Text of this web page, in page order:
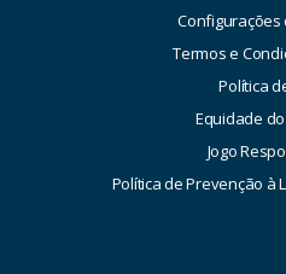
Configurações
Termos e
Política
Equidade
Jogo
Política de Prevenção à